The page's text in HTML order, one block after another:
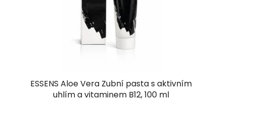
ESSENS Aloe Vera Zubní pasta s aktivním
uhlím a vitaminem B12, 100 ml